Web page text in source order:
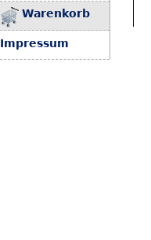
Warenkorb
Impressum